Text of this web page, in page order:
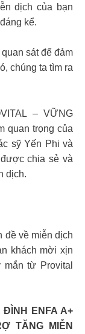
dịch của bạn
kể.
sát để đảm
chúng ta tìm ra
– VỮNG
quan trọng của
sỹ Yến Phi và
chia sẻ và
dịch.
đề về miễn dịch
khách mời xịn
từ Provital
ĐÌNH ENFA A+
TĂNG MIỄN